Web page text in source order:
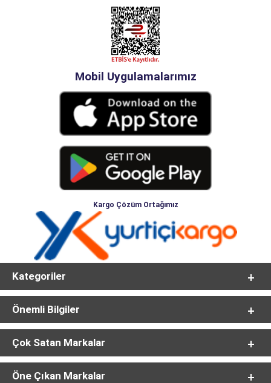
Mobil Uygulamalarımız
Kargo Çözüm Ortağımız
Kategoriler
Önemli Bilgiler
Çok Satan Markalar
Öne Çıkan Markalar